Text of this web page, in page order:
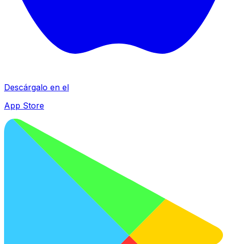
Descárgalo en el
App Store